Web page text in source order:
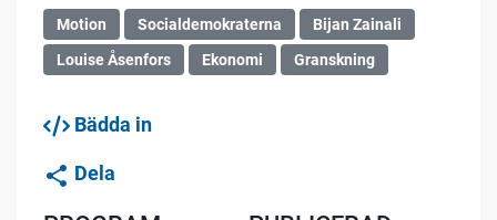
Motion Socialdemokraterna
Bijan Zainali
Louise Åsenfors
Ekonomi Granskning
Bädda in
Dela